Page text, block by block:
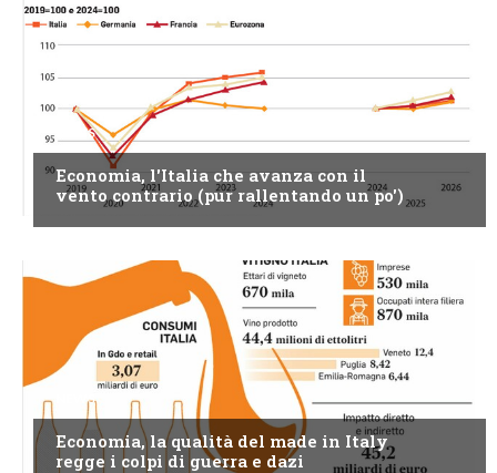
NEWS
Economia, l'Italia che avanza con il
vento contrario (pur rallentando un po')
NEWS
Economia, la qualità del made in Italy
regge i colpi di guerra e dazi